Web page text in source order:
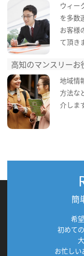
ウィー
を多数
お客様
て頂き
高知のマンスリーお
地域情
方法な
介しま
簡
希
初めて
お忙しい